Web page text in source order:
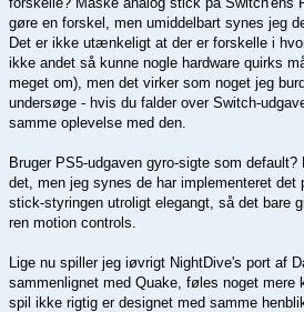
gøre en forskel, men umiddelbart synes jeg
Det er ikke utænkeligt at der er forskelle i
ikke andet så kunne nogle hardware quirks
meget om), men det virker som noget jeg
undersøge - hvis du falder over Switch-
samme oplevelse med den.
Bruger PS5-udgaven gyro-sigte som
det, men jeg synes de har implementeret
stick-styringen utroligt elegangt, så det bare
ren motion controls.
Lige nu spiller jeg iøvrigt NightDive's port af
sammenlignet med Quake, føles noget
spil ikke rigtig er designet med samme